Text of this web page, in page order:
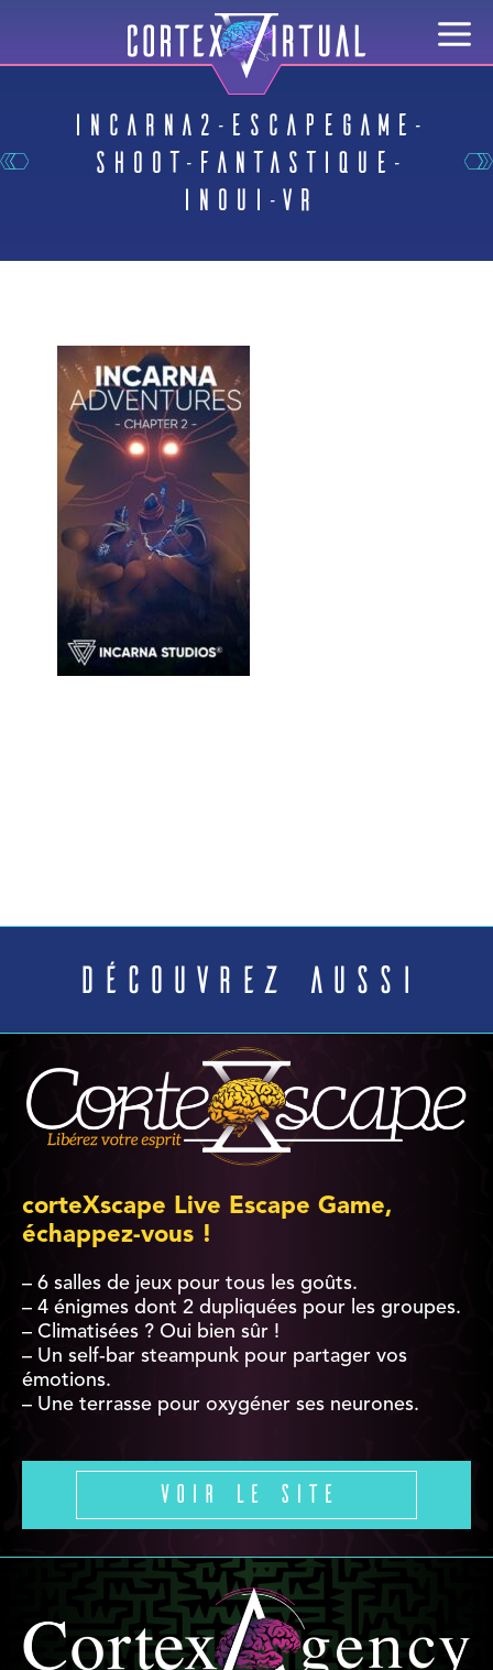
Incarna2-EscapeGame-
Shoot-Fantastique-
inoui-VR
Découvrez aussi
corteXscape Live Escape Game,
échappez-vous !
– 6 salles de jeux pour tous les goûts.
– 4 énigmes dont 2 dupliquées pour les groupes.
– Climatisées ? Oui bien sûr !
– Un self-bar steampunk pour partager vos
émotions.
– Une terrasse pour oxygéner ses neurones.
Voir le site